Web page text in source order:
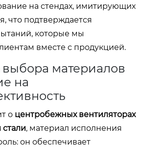
на стендах, имитирующих
что подтверждается
которые мы
вместе с продукцией.
материалов
на
о центробежных вентиляторах
, материал исполнения
он обеспечивает